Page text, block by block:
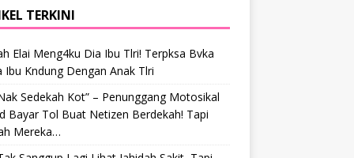
TERKINI
Elai Meng4ku Dia Ibu Tlri! Terpksa Bvka
Ibu Kndung Dengan Anak Tlri
Sedekah Kot” – Penunggang Motosikal
Bayar Tol Buat Netizen Berdekah! Tapi
Mereka…